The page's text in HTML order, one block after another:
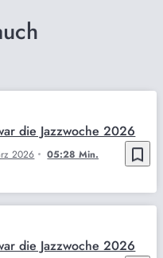
bookmark_border
2026 05:28 Min.
die Jazzwoche 2026
die Jazzwoche 2026